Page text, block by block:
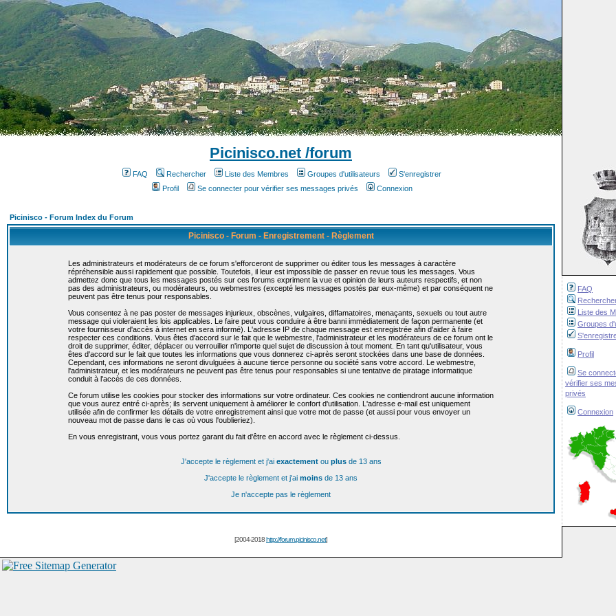
FAQ
Liste des
Groupes
Profil
Se
vérifier ses
privés
Connexion
Picinisco.net /forum
FAQ Rechercher Liste des Membres Groupes d'utilisateurs
S'enregistrer
Profil
Se connecter pour vérifier ses messages privés Connexion
Picinisco - Forum Index du Forum
Picinisco - Forum - Enregistrement - Règlement
Les administrateurs et modérateurs de ce forum s'efforceront de supprimer ou éditer tous les messages à caractère
répréhensible aussi rapidement que possible. Toutefois, il leur est impossible de passer en revue tous les messages. Vous
admettez donc que tous les messages postés sur ces forums expriment la vue et opinion de leurs auteurs respectifs, et non
pas des administrateurs, ou modérateurs, ou webmestres (excepté les messages postés par eux-même) et par conséquent ne
peuvent pas être tenus pour responsables.
Vous consentez à ne pas poster de messages injurieux, obscènes, vulgaires, diffamatoires, menaçants, sexuels ou tout autre
message qui violeraient les lois applicables. Le faire peut vous conduire à être banni immédiatement de façon permanente (et
votre fournisseur d'accès à internet en sera informé). L'adresse IP de chaque message est enregistrée afin d'aider à faire
respecter ces conditions. Vous êtes d'accord sur le fait que le webmestre, l'administrateur et les modérateurs de ce forum ont le
droit de supprimer, éditer, déplacer ou verrouiller n'importe quel sujet de discussion à tout moment. En tant qu'utilisateur, vous
êtes d'accord sur le fait que toutes les informations que vous donnerez ci-après seront stockées dans une base de données.
Cependant, ces informations ne seront divulguées à aucune tierce personne ou société sans votre accord. Le webmestre,
l'administrateur, et les modérateurs ne peuvent pas être tenus pour responsables si une tentative de piratage informatique
conduit à l'accès de ces données.
Ce forum utilise les cookies pour stocker des informations sur votre ordinateur. Ces cookies ne contiendront aucune information
que vous aurez entré ci-après; ils servent uniquement à améliorer le confort d'utilisation. L'adresse e-mail est uniquement
utilisée afin de confirmer les détails de votre enregistrement ainsi que votre mot de passe (et aussi pour vous envoyer un
nouveau mot de passe dans le cas où vous l'oublieriez).
En vous enregistrant, vous vous portez garant du fait d'être en accord avec le règlement ci-dessus.
J'accepte le règlement et j'ai exactementou plusde 13 ans
J'accepte le règlement et j'ai moins de 13 ans
Je n'accepte pas le règlement
[2004-2018http://forum.picinisco.net]